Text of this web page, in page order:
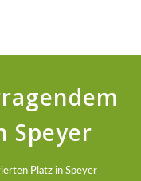
Speyer
Platz in Speyer